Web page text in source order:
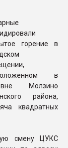
ПЕРЕЙТИ НА
горение в
в
Молзино
района,
квадратных
смену ЦУКС